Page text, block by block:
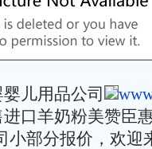
儿用品公司
口羊奶粉美赞臣
小部分报价，欢迎